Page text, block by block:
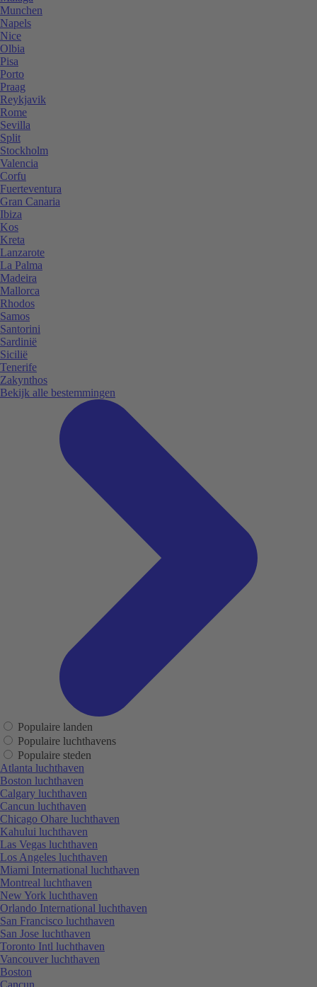
Munchen
Napels
Nice
Olbia
Pisa
Porto
Praag
Reykjavik
Rome
Sevilla
Split
Stockholm
Valencia
Corfu
Fuerteventura
Gran Canaria
Ibiza
Kos
Kreta
Lanzarote
La Palma
Madeira
Mallorca
Rhodos
Samos
Santorini
Sardinië
Sicilië
Tenerife
Zakynthos
Bekijk alle bestemmingen
Populaire landen
Populaire luchthavens
Populaire steden
Atlanta luchthaven
Boston luchthaven
Calgary luchthaven
Cancun luchthaven
Chicago Ohare luchthaven
Kahului luchthaven
Las Vegas luchthaven
Los Angeles luchthaven
Miami International luchthaven
Montreal luchthaven
New York luchthaven
Orlando International luchthaven
San Francisco luchthaven
San Jose luchthaven
Toronto Intl luchthaven
Vancouver luchthaven
Boston
Cancun